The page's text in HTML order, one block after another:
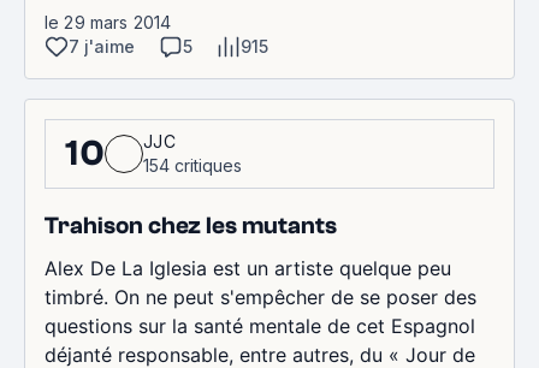
le 29 mars 2014
7 j'aime
5 915
10
JJC
154 critiques
Trahison chez les mutants
Alex De La Iglesia est un artiste quelque peu
timbré. On ne peut s'empêcher de se poser des
questions sur la santé mentale de cet Espagnol
déjanté responsable, entre autres, du « Jour de